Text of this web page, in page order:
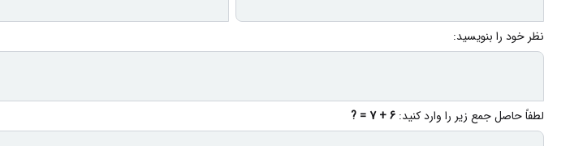
نظر خود را بنویسید:
لطفاً حاصل جمع زیر را وارد کنید: 6 + 7 = ?